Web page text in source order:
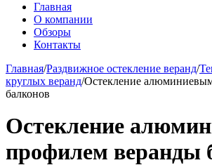
Главная
О компании
Обзоры
Контакты
Главная/Раздвижное остекление веранд/
круглых веранд/Остекление
балконов
Остекление
профилем веранды